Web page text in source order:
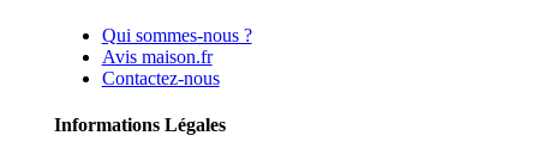
Qui sommes-nous ?
Avis maison.fr
Contactez-nous
Informations Légales